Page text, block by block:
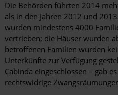
Die Behörden führten 2014
als in den Jahren 2012 und
wurden mindestens 4000
vertrieben; die Häuser wurden
betroffenen Familien wurden
Unterkünfte zur Verfügung
Cabinda eingeschlossen – gab
rechtswidrige